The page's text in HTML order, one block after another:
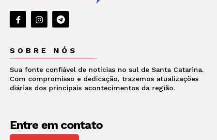
SOBRE NÓS
Sua fonte confiável de notícias no sul de Santa Catarina.
Com compromisso e dedicação, trazemos atualizações
diárias dos principais acontecimentos da região.
Entre em contato